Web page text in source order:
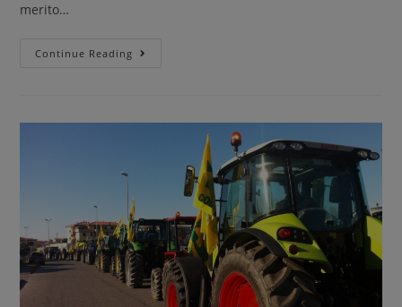
merito…
Continue Reading